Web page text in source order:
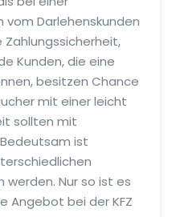
vom Darlehenskunden
Kunden, die eine
besitzen Chance
mit einer leicht
sollten mit
ist
Nur so ist es
Angebot bei der KFZ